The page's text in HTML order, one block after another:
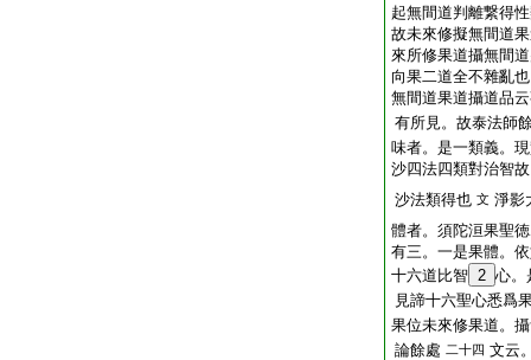
起無間道判離繋得
故未來修擬無間道
來所修果道攝無間
向果二道全不雜亂
無間道果道攝道品
有所見。故泰法師
味者。是一類義。
沙四法四類對治智
沙法類得也 文 淨影
體者。須陀洹果聖
有三。一是果體。
十六道比智 2 心。
見諦十六聖心悉爲
果位未來修果道。
論餘處 二十四 文云